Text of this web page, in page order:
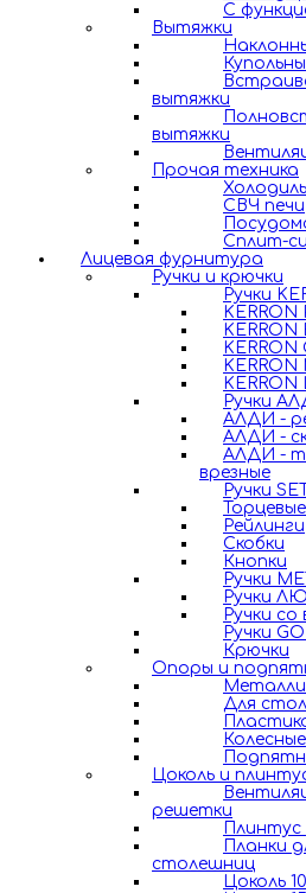
С
Вытяжки
вытяжки
вытяжки
Прочая техника
СВЧ печи
Сплит-
Лицевая фурнитура
Ручки и крючки
Ручки
KERRON
KERRON
KERRON
KERRON
Ручки
АЛДИ -
АЛДИ -
АЛДИ -
врезные
Ручки
Рейлинги
Скобки
Кнопки
Ручки
Ручки
Ручки
Ручки
Крючки
Опоры и
Для
Колесные
Цоколь и
решетки
Планки
столешниц
Цоколь